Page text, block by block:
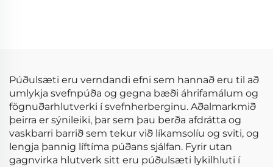
Púðulsæti eru verndandi efni sem hannað eru til að
umlykja svefnpúða og gegna bæði áhrifamálum og
fögnuðarhlutverki í svefnherberginu. Aðalmarkmið
þeirra er sýnileiki, þar sem þau berða afdrátta og
vaskbarri barrið sem tekur við líkamsolíu og sviti, og
lengja þannig líftíma púðans sjálfan. Fyrir utan
gagnvirka hlutverk sitt eru púðulsæti lykilhluti í